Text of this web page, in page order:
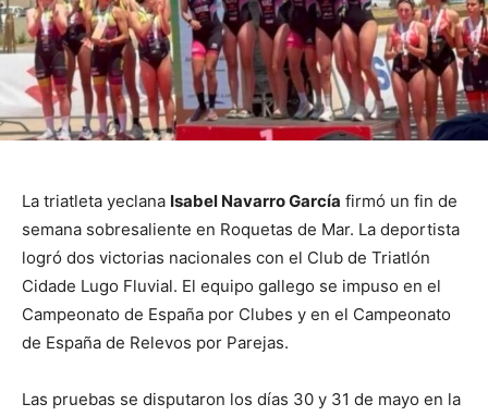
La triatleta yeclana Isabel Navarro García firmó un fin de
semana sobresaliente en Roquetas de Mar. La deportista
logró dos victorias nacionales con el Club de Triatlón
Cidade Lugo Fluvial. El equipo gallego se impuso en el
Campeonato de España por Clubes y en el Campeonato
de España de Relevos por Parejas.
Las pruebas se disputaron los días 30 y 31 de mayo en la